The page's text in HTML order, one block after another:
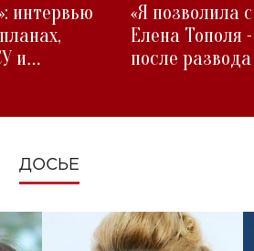
интервью
и
«Я позволила
Елена Тополя
после развода
ДОСЬЕ